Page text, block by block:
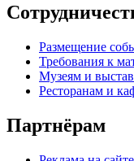
Размещение
Требования к
Музеям и
Ресторанам и
Партнёрам